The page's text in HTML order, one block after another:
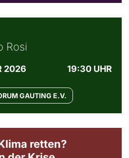
Rosi
2026
19:30 UHR
GAUTING E.V.
retten?